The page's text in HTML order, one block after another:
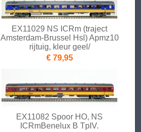
EX11029 NS ICRm (traject
Amsterdam-Brussel Hsl) Apmz10
rijtuig, kleur geel/
€ 79,95
EX11082 Spoor HO, NS
ICRmBenelux B TpIV.